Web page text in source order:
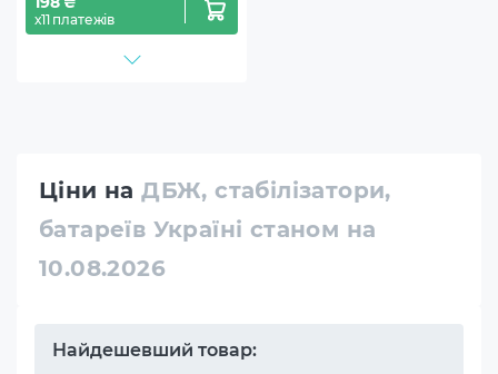
х11 платежів
Ціни наДБЖ, стабілізатори,
батареїв Україні станом на
10.08.2026
Найдешевший товар: